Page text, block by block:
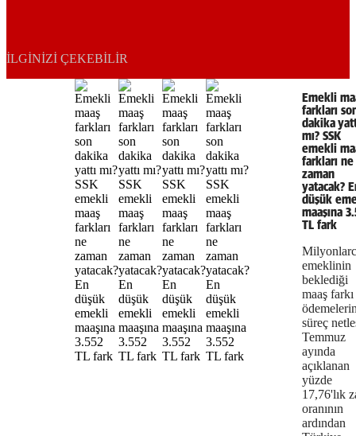
İLGINIZI ÇEKEBILIR
Emekli
farkları
dakika
mı? SSK
emekli
farkları ne
zaman
yatacak?
düşük
maaşına
TL fark
emeklinin
beklediği
maaş farkı
süreç
Temmuz
ayında
açıklanan
yüzde
17,76'lık
oranının
ardından